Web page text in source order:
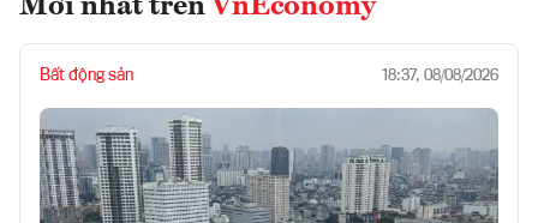
Mới nhất trên VnEconomy
Bất động sản 18:37, 08/08/2026